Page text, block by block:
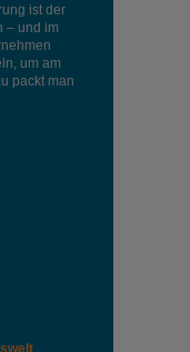
ist der
– und im
um am
packt man